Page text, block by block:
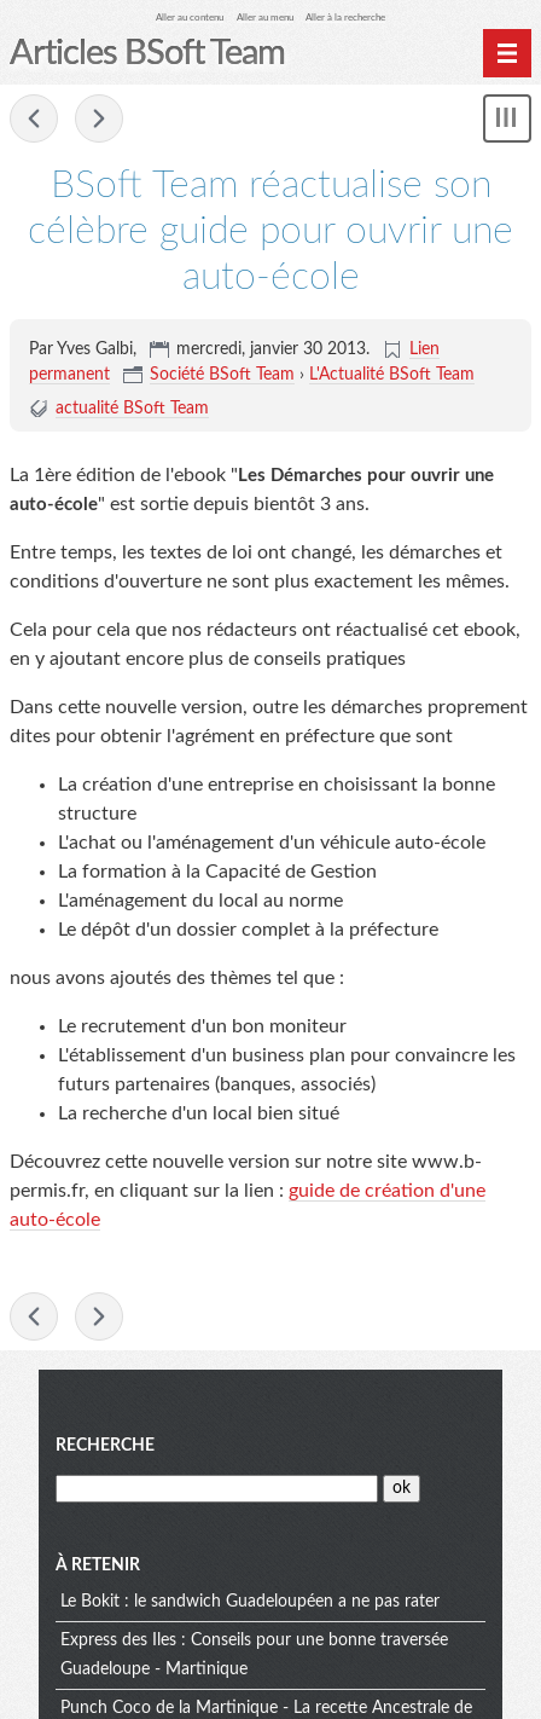
Aller au contenu Aller au menu Aller à la recherche
Articles BSoft Team
BSoft Team réactualise son
célèbre guide pour ouvrir une
auto-école
Par Yves Galbi, mercredi, janvier 30 2013.
Lien
permanent
Société BSoft Team › L'Actualité BSoft Team
actualité BSoft Team
La 1ère édition de l'ebook " Les Démarches pour ouvrir une
auto-école" est sortie depuis bientôt 3 ans.
Entre temps, les textes de loi ont changé, les démarches et
conditions d'ouverture ne sont plus exactement les mêmes.
Cela pour cela que nos rédacteurs ont réactualisé cet ebook,
en y ajoutant encore plus de conseils pratiques
Dans cette nouvelle version, outre les démarches proprement
dites pour obtenir l'agrément en préfecture que sont
La création d'une entreprise en choisissant la bonne
structure
L'achat ou l'aménagement d'un véhicule auto-école
La formation à la Capacité de Gestion
L'aménagement du local au norme
Le dépôt d'un dossier complet à la préfecture
nous avons ajoutés des thèmes tel que :
Le recrutement d'un bon moniteur
L'établissement d'un business plan pour convaincre les
futurs partenaires (banques, associés)
La recherche d'un local bien situé
Découvrez cette nouvelle version sur notre site www.b-
permis.fr, en cliquant sur la lien : guide de création d'une
auto-école
Menu
RECHERCHE
À RETENIR
Le Bokit : le sandwich Guadeloupéen a ne pas rater
Express des Iles : Conseils pour une bonne traversée
Guadeloupe - Martinique
Punch Coco de la Martinique - La recette Ancestrale de